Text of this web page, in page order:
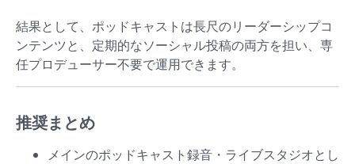
結果として、ポッドキャストは長尺のリーダーシップコ
ンテンツと、定期的なソーシャル投稿の両方を担い、専
任プロデューサー不要で運用できます。
推奨まとめ
メインのポッドキャスト録音・ライブスタジオとし